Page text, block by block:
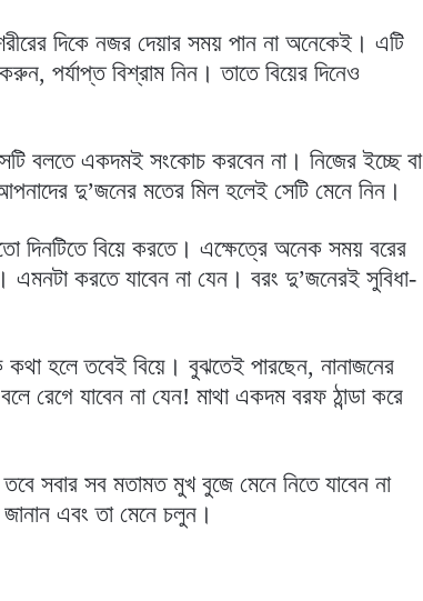
দিকে নজর দেয়ার সময় পান না অনেকেই। এটি
পর্যাপ্ত বিশ্রাম নিন। তাতে বিয়ের দিনেও
বলতে একদমই সংকোচ করবেন না। নিজের ইচ্ছে বা
দু’জনের মতের মিল হলেই সেটি মেনে নিন।
দিনটিতে বিয়ে করতে। এক্ষেত্রে অনেক সময় বরের
এমনটা করতে যাবেন না যেন। বরং দু’জনেরই সুবিধা-
হলে তবেই বিয়ে। বুঝতেই পারছেন, নানাজনের
রেগে যাবেন না যেন! মাথা একদম বরফ ঠান্ডা করে
সবার সব মতামত মুখ বুজে মেনে নিতে যাবেন না
এবং তা মেনে চলুন।